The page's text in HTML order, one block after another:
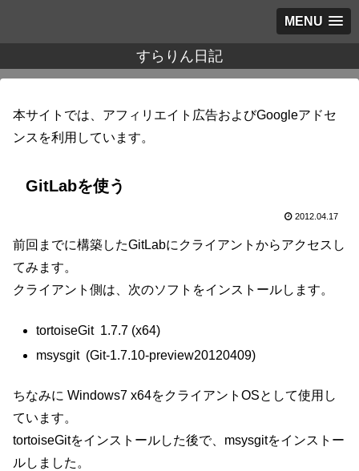
MENU
すらりん日記
本サイトでは、アフィリエイト広告およびGoogleアドセ
ンスを利用しています。
GitLabを使う
2012.04.17
前回までに構築したGitLabにクライアントからアクセスし
てみます。
クライアント側は、次のソフトをインストールします。
tortoiseGit 1.7.7 (x64)
msysgit (Git-1.7.10-preview20120409)
ちなみに Windows7 x64をクライアントOSとして使用し
ています。
tortoiseGitをインストールした後で、msysgitをインストー
ルしました。